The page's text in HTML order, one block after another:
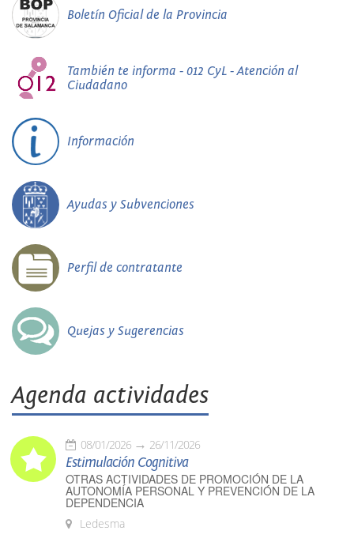
Boletín Oficial de la Provincia
También te informa - 012 CyL - Atención al
Ciudadano
Información
Ayudas y Subvenciones
Perfil de contratante
Quejas y Sugerencias
Agenda actividades
08/01/2026 26/11/2026
Estimulación Cognitiva
OTRAS ACTIVIDADES DE PROMOCIÓN DE LA
AUTONOMÍA PERSONAL Y PREVENCIÓN DE LA
DEPENDENCIA
Ledesma